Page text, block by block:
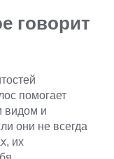
говорит
помогает
видом и
они не всегда
их